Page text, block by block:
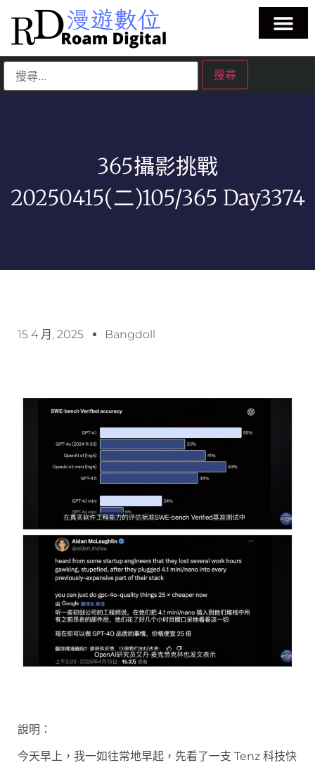
365攝影挑戰
20250415(二)105/365 Day3374
15 4 月, 2025 Bangdoll
說明：
今天早上，我一如往常地早起，先看了一支 Tenz 科技快